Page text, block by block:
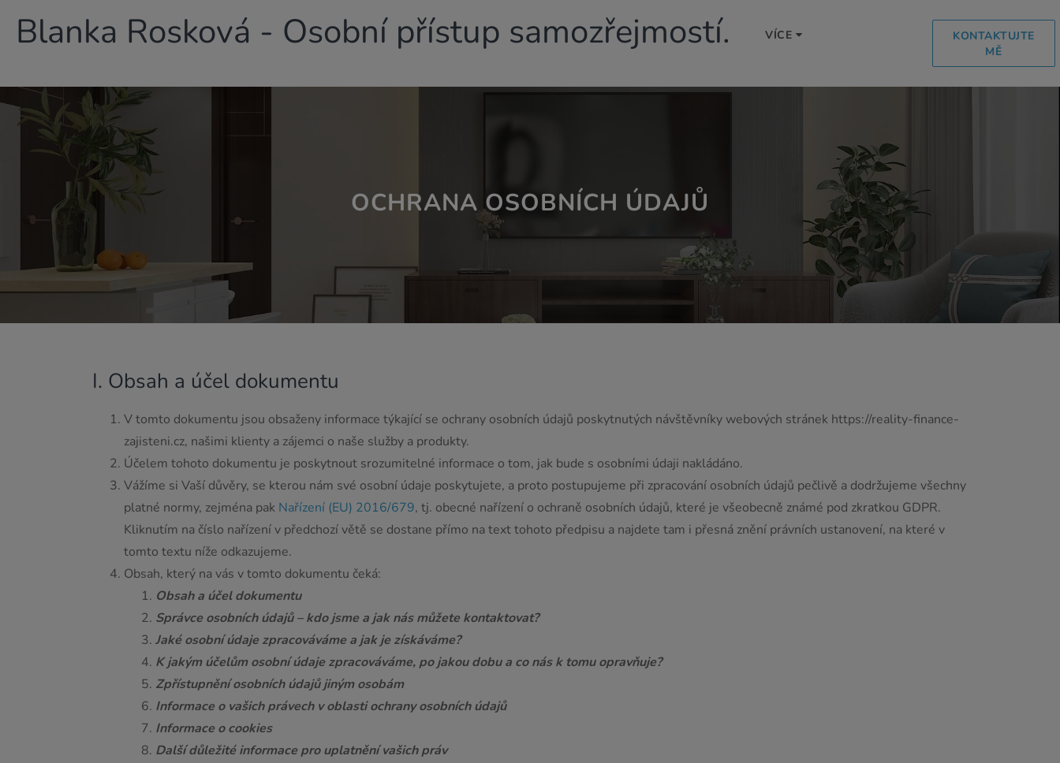
Blanka Rosková - Osobní přístup samozřejmostí. VÍCE
KONTAKTUJTE
MĚ
OCHRANA OSOBNÍCH ÚDAJŮ
I. Obsah a účel dokumentu
V tomto dokumentu jsou obsaženy informace týkající se ochrany osobních údajů poskytnutých návštěvníky webových stránek https://reality-finance-
zajisteni.cz, našimi klienty a zájemci o naše služby a produkty.
Účelem tohoto dokumentu je poskytnout srozumitelné informace o tom, jak bude s osobními údaji nakládáno.
Vážíme si Vaší důvěry, se kterou nám své osobní údaje poskytujete, a proto postupujeme při zpracování osobních údajů pečlivě a dodržujeme všechny
platné normy, zejména pak Nařízení (EU) 2016/679, tj. obecné nařízení o ochraně osobních údajů, které je všeobecně známé pod zkratkou GDPR.
Kliknutím na číslo nařízení v předchozí větě se dostane přímo na text tohoto předpisu a najdete tam i přesná znění právních ustanovení, na které v
tomto textu níže odkazujeme.
Obsah, který na vás v tomto dokumentu čeká:
Obsah a účel dokumentu
Správce osobních údajů – kdo jsme a jak nás můžete kontaktovat?
Jaké osobní údaje zpracováváme a jak je získáváme?
K jakým účelům osobní údaje zpracováváme, po jakou dobu a co nás k tomu opravňuje?
Zpřístupnění osobních údajů jiným osobám
Informace o vašich právech v oblasti ochrany osobních údajů
Informace o cookies
Další důležité informace pro uplatnění vašich práv